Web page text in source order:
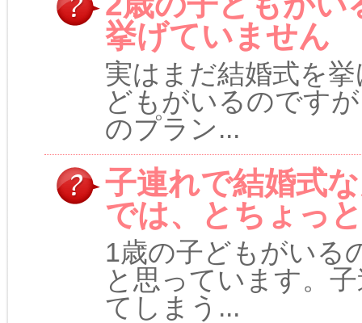
挙げていません
実はまだ結婚式を
どもがいるのです
のプラン...
子連れで結婚式
では、とちょっ
1歳の子どもがいる
と思っています。
てしまう...